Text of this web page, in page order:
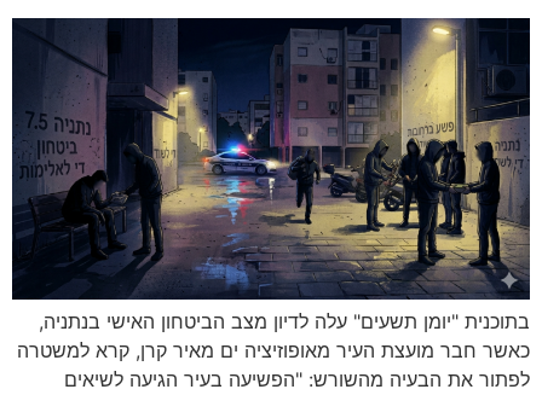
בתוכנית "יומן תשעים" עלה לדיון מצב הביטחון האישי בנתניה,
כאשר חבר מועצת העיר מאופוזיציה ים מאיר קרן, קרא למשטרה
לפתור את הבעיה מהשורש: "הפשיעה בעיר הגיעה לשיאים